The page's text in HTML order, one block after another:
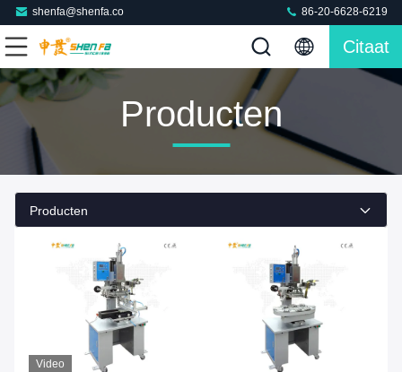
shenfa@shenfa.co 86-20-6628-6219
Citaat
Producten
Producten
Video